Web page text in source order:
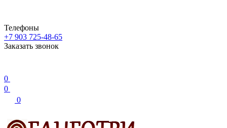
Телефоны
+7 903 725-48-65
Заказать звонок
0
0
0